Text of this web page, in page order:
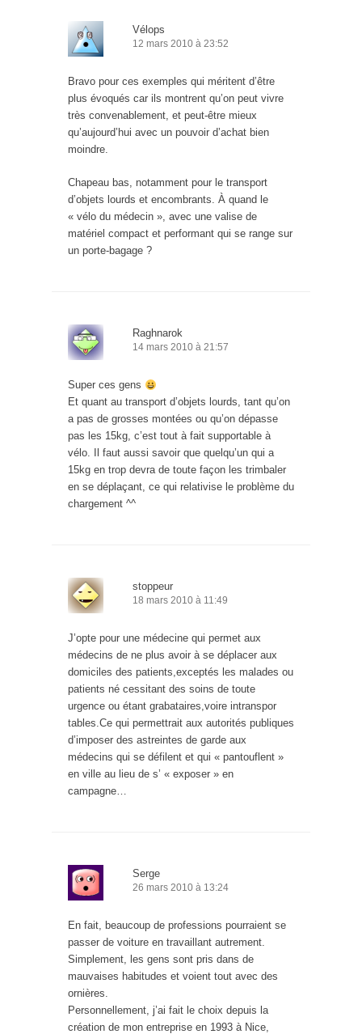
Vélops
12 mars 2010 à 23:52
Bravo pour ces exemples qui méritent d’être
plus évoqués car ils montrent qu’on peut vivre
très convenablement, et peut-être mieux
qu’aujourd’hui avec un pouvoir d’achat bien
moindre.
Chapeau bas, notamment pour le transport
d’objets lourds et encombrants. À quand le
« vélo du médecin », avec une valise de
matériel compact et performant qui se range sur
un porte-bagage ?
Raghnarok
14 mars 2010 à 21:57
Super ces gens
Et quant au transport d’objets lourds, tant qu’on
a pas de grosses montées ou qu’on dépasse
pas les 15kg, c’est tout à fait supportable à
vélo. Il faut aussi savoir que quelqu’un qui a
15kg en trop devra de toute façon les trimbaler
en se déplaçant, ce qui relativise le problème du
chargement ^^
stoppeur
18 mars 2010 à 11:49
J’opte pour une médecine qui permet aux
médecins de ne plus avoir à se déplacer aux
domiciles des patients,exceptés les malades ou
patients né cessitant des soins de toute
urgence ou étant grabataires,voire intranspor
tables.Ce qui permettrait aux autorités publiques
d’imposer des astreintes de garde aux
médecins qui se défilent et qui « pantouflent »
en ville au lieu de s’ « exposer » en
campagne…
Serge
26 mars 2010 à 13:24
En fait, beaucoup de professions pourraient se
passer de voiture en travaillant autrement.
Simplement, les gens sont pris dans de
mauvaises habitudes et voient tout avec des
ornières.
Personnellement, j’ai fait le choix depuis la
création de mon entreprise en 1993 à Nice,